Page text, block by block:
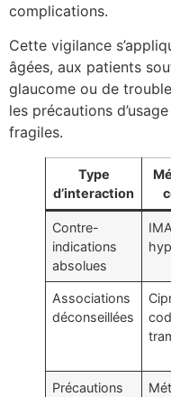
complications.
Cette vigilance
âgées, aux patients
glaucome ou de
les précautions
fragiles.
Type
d’interaction
Contre-
indications
absolues
Associations
déconseillées
Précautions